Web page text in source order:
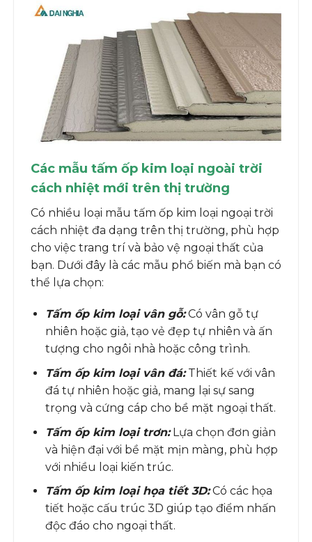
Các mẫu tấm ốp kim loại ngoài trời
cách nhiệt mới trên thị trường
Có nhiều loại mẫu tấm ốp kim loại ngoại trời
cách nhiệt đa dạng trên thị trường, phù hợp
cho việc trang trí và bảo vệ ngoại thất của
bạn. Dưới đây là các mẫu phổ biến mà bạn có
thể lựa chọn:
Tấm ốp kim loại vân gỗ: Có vân gỗ tự
nhiên hoặc giả, tạo vẻ đẹp tự nhiên và ấn
tượng cho ngôi nhà hoặc công trình.
Tấm ốp kim loại vân đá:Thiết kế với vân
đá tự nhiên hoặc giả, mang lại sự sang
trọng và cứng cáp cho bề mặt ngoại thất.
Tấm ốp kim loại trơn: Lựa chọn đơn giản
và hiện đại với bề mặt mịn màng, phù hợp
với nhiều loại kiến trúc.
Tấm ốp kim loại họa tiết 3D: Có các họa
tiết hoặc cấu trúc 3D giúp tạo điểm nhấn
độc đáo cho ngoại thất.